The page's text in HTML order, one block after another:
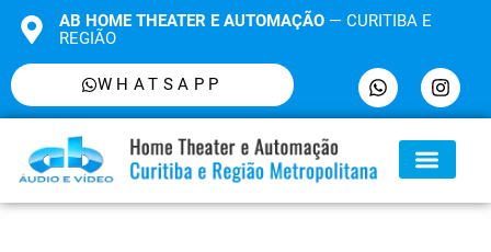
AB HOME THEATER E AUTOMAÇÃO— CURITIBA E
REGIÃO
WHATSAPP